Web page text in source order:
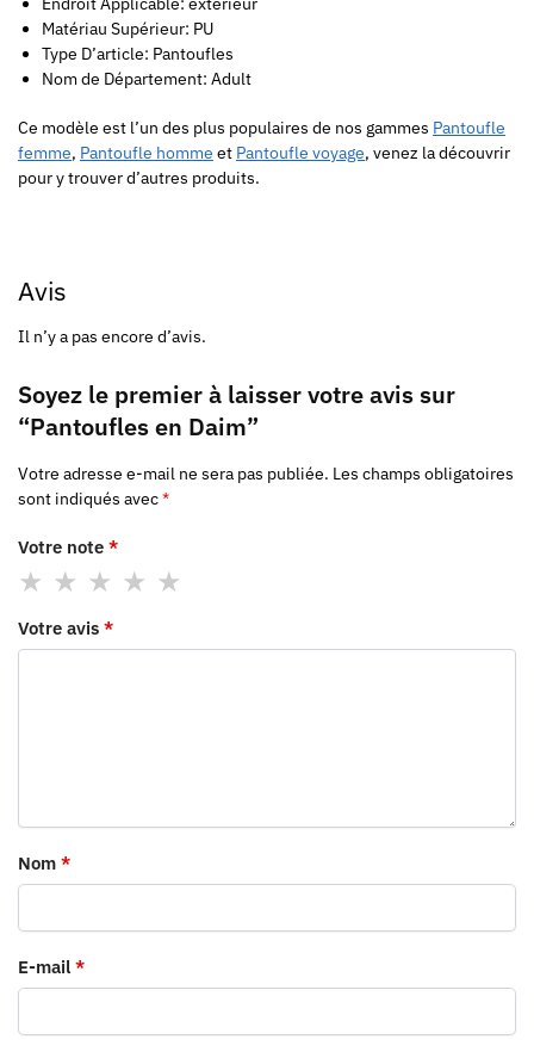
Matériau Supérieur: PU
Type D’article: Pantoufles
Nom de Département: Adult
Ce modèle est l’un des plus populaires de nos gammes Pantoufle
femme, Pantoufle homme et Pantoufle voyage, venez la découvrir
pour y trouver d’autres produits.
Avis
Il n’y a pas encore d’avis.
Soyez le premier à laisser votre avis sur
“Pantoufles en Daim”
Votre adresse e-mail ne sera pas publiée. Les champs obligatoires
sont indiqués avec*
Votre note *
Votre avis *
Nom *
E-mail *